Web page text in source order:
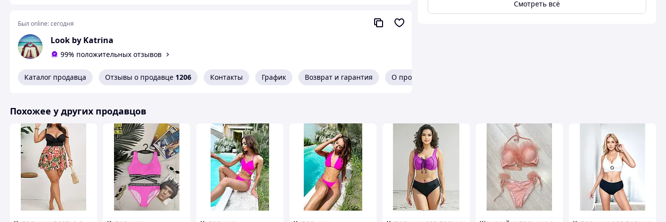
Смотреть всё
Был online:сегодня
Look by Katrina
99% положительных отзывов
Каталог продавца Отзывы о продавце 1206 Контакты График Возврат и гарантия О продавце
Похожее у других продавцов